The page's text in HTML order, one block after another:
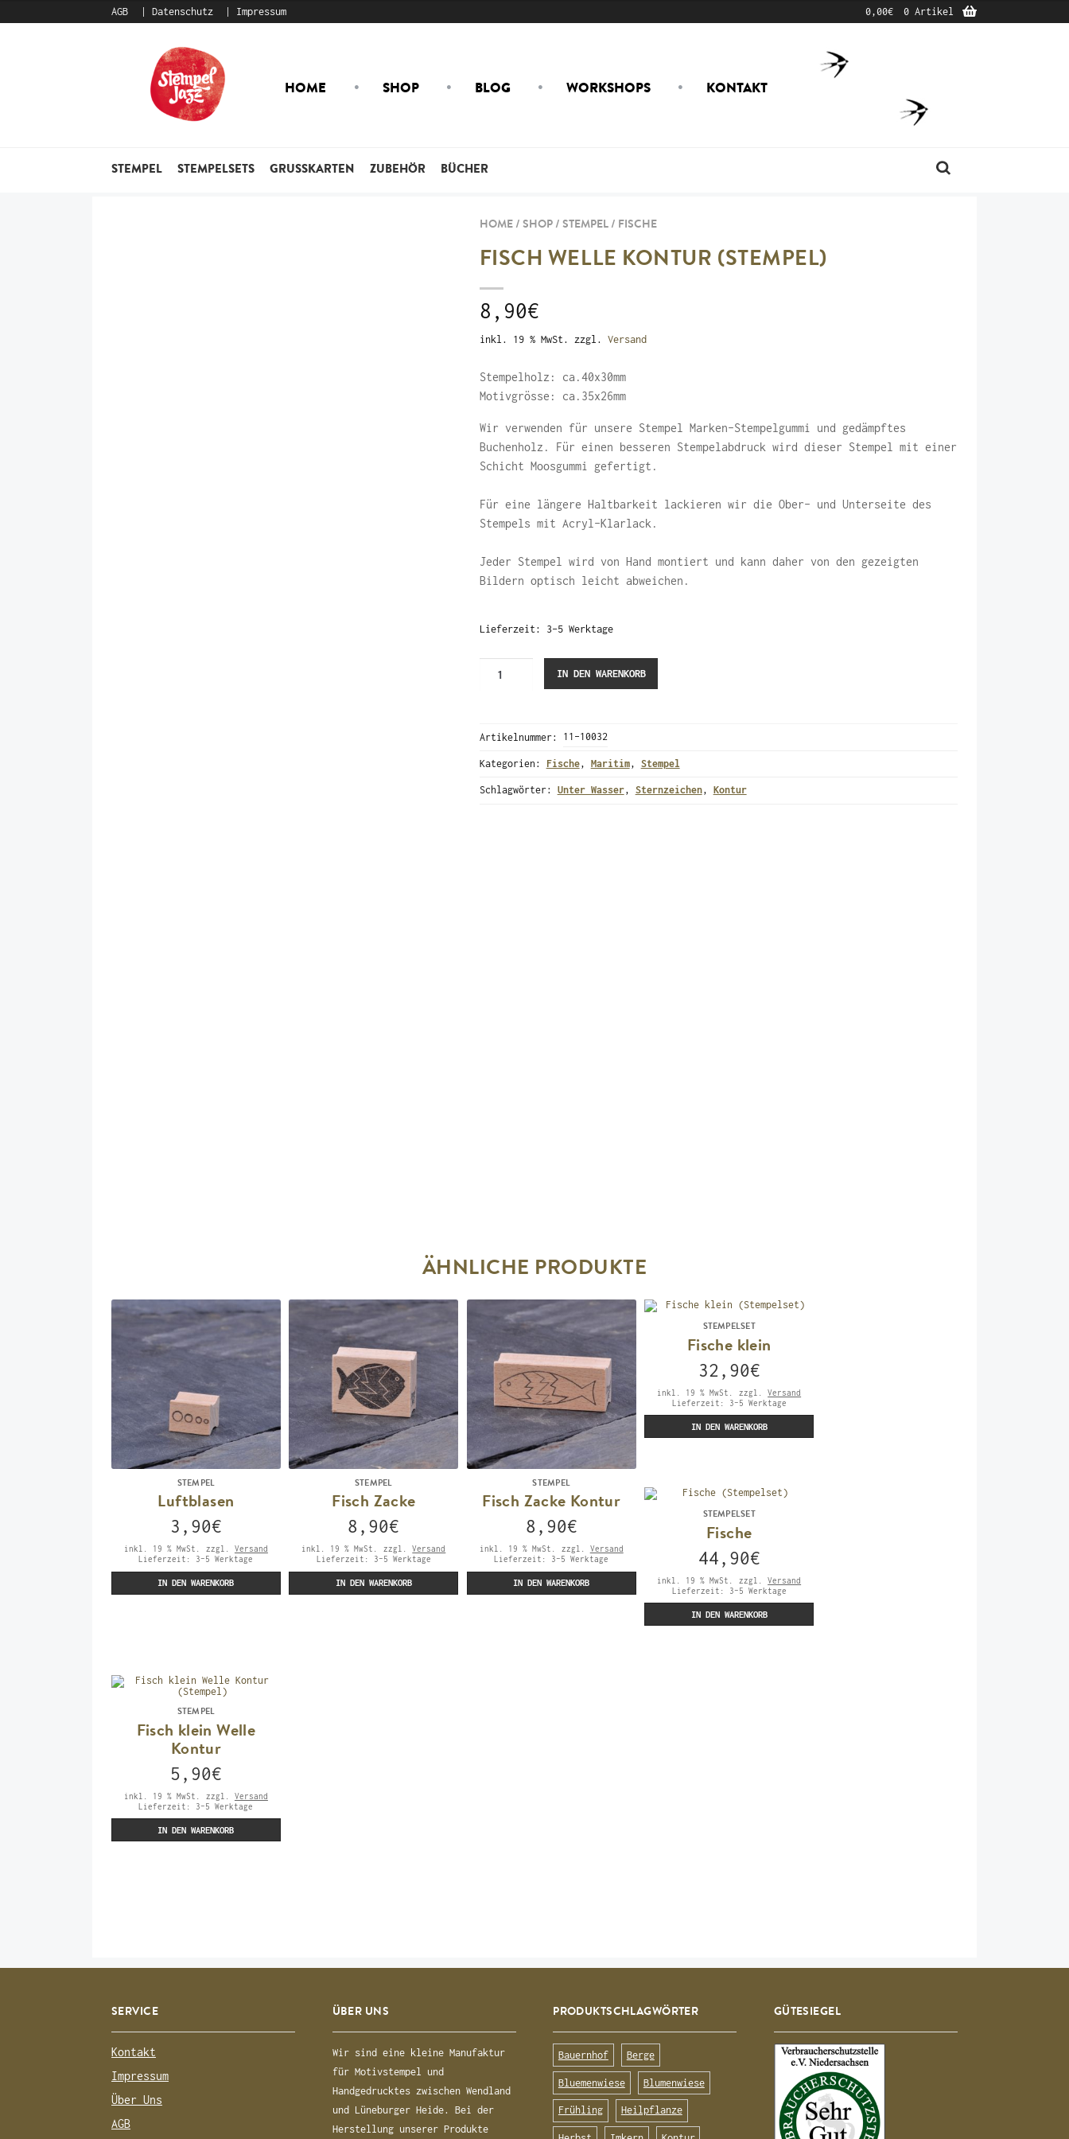
AGB Datenschutz Impressum 0,00€ 0 Artikel
Navigation
springen
springen
HOME SHOP BLOG WORKSHOPS KONTAKT
STEMPEL STEMPELSETS GRUSSKARTEN ZUBEHÖR BÜCHER
HOME / SHOP / STEMPEL/ FISCHE
FISCH WELLE KONTUR (STEMPEL)
8,90€
inkl. 19 % MwSt. zzgl. Versand
Stempelholz: ca.40x30mm
Motivgrösse: ca.35x26mm
Wir verwenden für unsere Stempel Marken-Stempelgummi und gedämpftes
Buchenholz. Für einen besseren Stempelabdruck wird dieser Stempel mit einer
Schicht Moosgummi gefertigt.
Für eine längere Haltbarkeit lackieren wir die Ober- und Unterseite des
Stempels mit Acryl-Klarlack.
Jeder Stempel wird von Hand montiert und kann daher von den gezeigten
Bildern optisch leicht abweichen.
Lieferzeit: 3-5 Werktage
Menge
IN DEN WARENKORB
Artikelnummer: 11-10032
Kategorien: Fische, Maritim, Stempel
Schlagwörter: Unter Wasser, Sternzeichen, Kontur
ÄHNLICHE PRODUKTE
STEMPEL
Luftblasen
3,90€
inkl. 19 % MwSt. zzgl. Versand
Lieferzeit: 3-5 Werktage
IN DEN WARENKORB
STEMPEL
Fisch Zacke
8,90€
inkl. 19 % MwSt. zzgl.Versand
Lieferzeit: 3-5 Werktage
IN DEN WARENKORB
STEMPEL
Fisch Zacke Kontur
8,90€
inkl. 19 % MwSt. zzgl. Versand
Lieferzeit: 3-5 Werktage
IN DEN WARENKORB
STEMPELSET
Fische klein
32,90€
inkl. 19 % MwSt. zzgl.Versand
Lieferzeit:
3-5 Werktage
IN DEN WARENKORB
STEMPELSET
Fische
44,90€
inkl. 19 % MwSt. zzgl.Versand
Lieferzeit:
3-5 Werktage
IN DEN WARENKORB
STEMPEL
Fisch klein Welle
Kontur
5,90€
inkl. 19 % MwSt. zzgl. Versand
Lieferzeit: 3-5 Werktage
IN DEN WARENKORB
SERVICE
Kontakt
Impressum
Über Uns
AGB
ÜBER UNS
Wir sind eine kleine Manufaktur
für Motivstempel und
Handgedrucktes zwischen Wendland
und Lüneburger Heide. Bei der
Herstellung unserer Produkte
PRODUKTSCHLAGWÖRTER
Bauernhof Berge
Bluemenwiese Blumenwiese
Frühling Heilpflanze
GÜTESIEGEL